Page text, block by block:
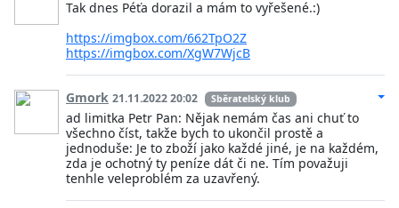
Tak dnes Péťa dorazil a mám to vyřešené.:)
https://imgbox.com/662TpO2Z
https://imgbox.com/XgW7WjcB
Gmork 21.11.2022 20:02 Sběratelský klub
ad limitka Petr Pan: Nějak nemám čas ani chuť to
všechno číst, takže bych to ukončil prostě a
jednoduše: Je to zboží jako každé jiné, je na každém,
zda je ochotný ty peníze dát či ne. Tím považuji
tenhle veleproblém za uzavřený.